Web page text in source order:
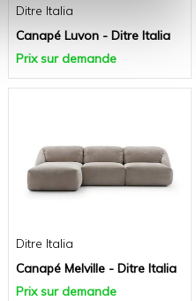
Ditre Italia
Canapé Luvon - Ditre Italia
Prix sur demande
Ditre Italia
Canapé Melville - Ditre Italia
Prix sur demande